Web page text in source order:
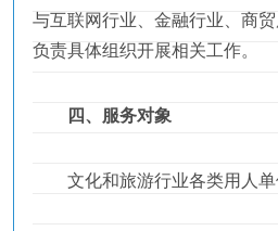
与互联网行业、金融行业、商
负责具体组织开展相关工作。
四、服务对象
文化和旅游行业各类用人单